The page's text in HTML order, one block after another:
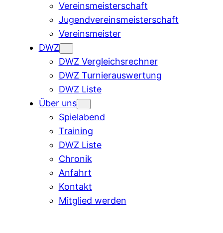
Vereinsmeisterschaft
Jugendvereinsmeisterschaft
Vereinsmeister
DWZ
DWZ Vergleichsrechner
DWZ Turnierauswertung
DWZ Liste
Über uns
Spielabend
Training
DWZ Liste
Chronik
Anfahrt
Kontakt
Mitglied werden